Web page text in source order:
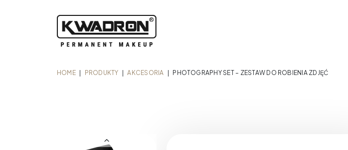
HOME PRODUKTY AKCESORIA PHOTOGRAPHY SET – ZESTAW DO ROBIENIA ZDJĘĆ